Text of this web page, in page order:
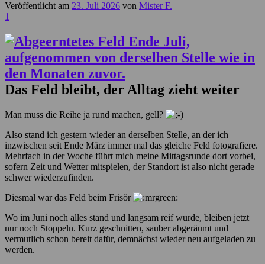
Veröffentlicht am 23. Juli 2026 von Mister F.
1
Das Feld bleibt, der Alltag zieht weiter
Man muss die Reihe ja rund machen, gell?
Also stand ich gestern wieder an derselben Stelle, an der ich
inzwischen seit Ende März immer mal das gleiche Feld fotografiere.
Mehrfach in der Woche führt mich meine Mittagsrunde dort vorbei,
sofern Zeit und Wetter mitspielen, der Standort ist also nicht gerade
schwer wiederzufinden.
Diesmal war das Feld beim Frisör
Wo im Juni noch alles stand und langsam reif wurde, bleiben jetzt
nur noch Stoppeln. Kurz geschnitten, sauber abgeräumt und
vermutlich schon bereit dafür, demnächst wieder neu aufgeladen zu
werden.